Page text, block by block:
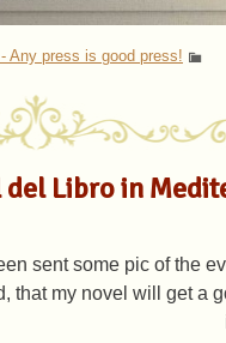
Any press is good press!
del Libro in
sent some pic of the
that my novel will get a